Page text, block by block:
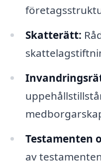
Skatterätt:
Testamenten
av